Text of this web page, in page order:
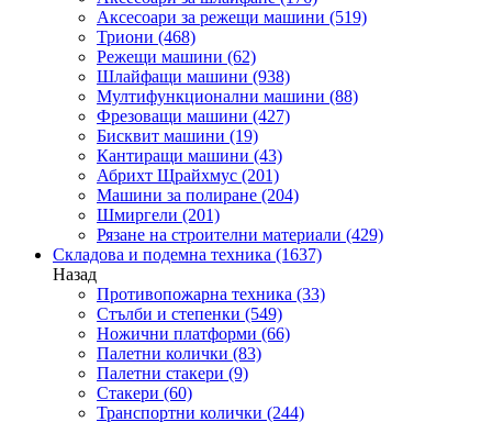
Аксесоари за режещи машини (519)
Триони (468)
Режещи машини (62)
Шлайфащи машини (938)
Мултифункционални машини (88)
Фрезоващи машини (427)
Бисквит машини (19)
Кантиращи машини (43)
Абрихт Щрайхмус (201)
Машини за полиране (204)
Шмиргели (201)
Рязане на строителни материали (429)
Складова и подемна техника (1637)
Назад
Противопожарна техника (33)
Стълби и степенки (549)
Ножични платформи (66)
Палетни колички (83)
Палетни стакери (9)
Стакери (60)
Транспортни колички (244)